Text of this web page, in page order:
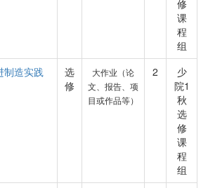
修
课
程
组
制造实践
选
修
大作业（论
文、报告、项
目或作品等）
2
少
院1
秋
选
修
课
程
组